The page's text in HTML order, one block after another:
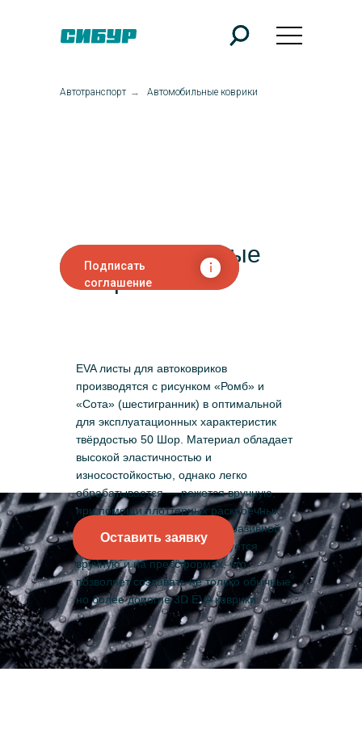
Подписать
соглашение
Автотранспорт → Автомобильные коврики
Автомобильные
коврики
EVA листы для автоковриков
производятся с рисунком «Ромб» и
«Сота» (шестигранник) в оптимальной
для эксплуатационных характеристик
твёрдостью 50 Шор. Материал обладает
высокой эластичностью и
износостойкостью, однако легко
обрабатывается — режется вручную,
при помощи плоттерных раскроечных
центров, лазерной и гидроабразивной
резки, без труда термоформуется
вручную и на прессформах, что
позволяет создавать не только обычные,
но более дорогие 3D EVA коврики.
Оставить заявку